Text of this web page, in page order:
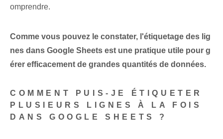
omprendre.
Comme vous pouvez le constater, l'étiquetage des lig
nes dans Google Sheets est une pratique utile pour g
érer efficacement de grandes quantités de données.
COMMENT PUIS-JE ÉTIQUETER
PLUSIEURS LIGNES À LA FOIS
DANS GOOGLE SHEETS ?